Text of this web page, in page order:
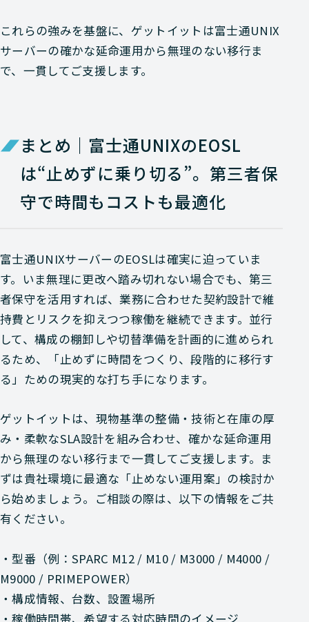
これらの強みを基盤に、ゲットイットは富士通UNIX
サーバーの確かな延命運用から無理のない移行ま
で、一貫してご支援します。
まとめ｜富士通UNIXのEOSL
は“止めずに乗り切る”。第三者保
守で時間もコストも最適化
富士通UNIXサーバーのEOSLは確実に迫っていま
す。いま無理に更改へ踏み切れない場合でも、第三
者保守を活用すれば、業務に合わせた契約設計で維
持費とリスクを抑えつつ稼働を継続できます。並行
して、構成の棚卸しや切替準備を計画的に進められ
るため、「止めずに時間をつくり、段階的に移行す
る」ための現実的な打ち手になります。
ゲットイットは、現物基準の整備・技術と在庫の厚
み・柔軟なSLA設計を組み合わせ、確かな延命運用
から無理のない移行まで一貫してご支援します。ま
ずは貴社環境に最適な「止めない運用案」の検討か
ら始めましょう。ご相談の際は、以下の情報をご共
有ください。
・型番（例：SPARC M12 / M10 / M3000 / M4000 /
M9000 / PRIMEPOWER）
・構成情報、台数、設置場所
・稼働時間帯、希望する対応時間のイメージ